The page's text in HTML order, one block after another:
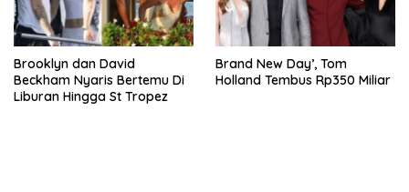
Brooklyn dan David
Beckham Nyaris Bertemu Di
Liburan Hingga St Tropez
Brand New Day’, Tom
Holland Tembus Rp350 Miliar